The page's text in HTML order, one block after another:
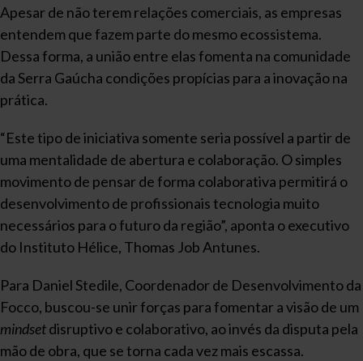
Apesar de não terem relações comerciais, as empresas
entendem que fazem parte do mesmo ecossistema.
Dessa forma, a união entre elas fomenta na comunidade
da Serra Gaúcha condições propícias para a inovação na
prática.
“Este tipo de iniciativa somente seria possível a partir de
uma mentalidade de abertura e colaboração. O simples
movimento de pensar de forma colaborativa permitirá o
desenvolvimento de profissionais tecnologia muito
necessários para o futuro da região”, aponta o executivo
do Instituto Hélice, Thomas Job Antunes.
Para Daniel Stedile, Coordenador de Desenvolvimento da
Focco, buscou-se unir forças para fomentar a visão de um
mindsetdisruptivo e colaborativo, ao invés da disputa pela
mão de obra, que se torna cada vez mais escassa.